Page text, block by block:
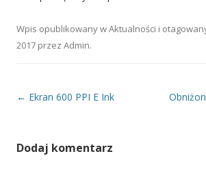
Wpis opublikowany wAktualności i
2017 przez Admin.
Nawigacja wpisu
← Ekran 600 PPI E Ink
Dodaj komentarz